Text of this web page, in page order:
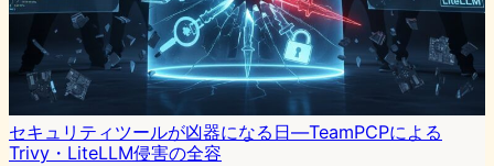
セキュリティツールが凶器になる日—TeamPCPによる
Trivy・LiteLLM侵害の全容